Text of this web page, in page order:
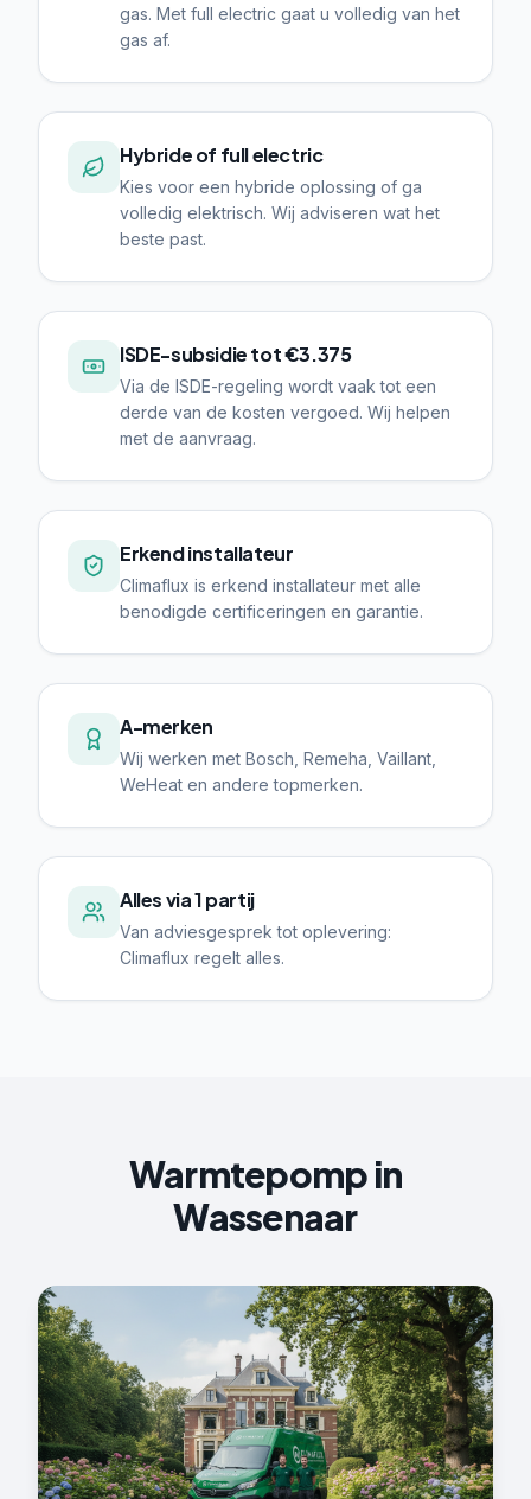
gas. Met full electric gaat u volledig van het
gas af.
Hybride of full electric
Kies voor een hybride oplossing of ga
volledig elektrisch. Wij adviseren wat het
beste past.
ISDE-subsidie tot €3.375
Via de ISDE-regeling wordt vaak tot een
derde van de kosten vergoed. Wij helpen
met de aanvraag.
Erkend installateur
Climaflux is erkend installateur met alle
benodigde certificeringen en garantie.
A-merken
Wij werken met Bosch, Remeha, Vaillant,
WeHeat en andere topmerken.
Alles via 1 partij
Van adviesgesprek tot oplevering:
Climaflux regelt alles.
Warmtepompin
Wassenaar